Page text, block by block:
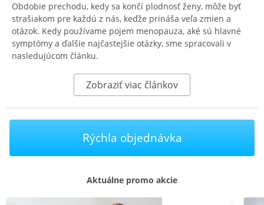
Obdobie prechodu, kedy sa končí plodnosť ženy, môže byť
strašiakom pre každú z nás, keďže prináša veľa zmien a
otázok. Kedy používame pojem menopauza, aké sú hlavné
symptómy a ďalšie najčastejšie otázky, sme spracovali v
nasledujúcom článku.
Zobraziť viac článkov
Rýchla objednávka
Aktuálne promo akcie